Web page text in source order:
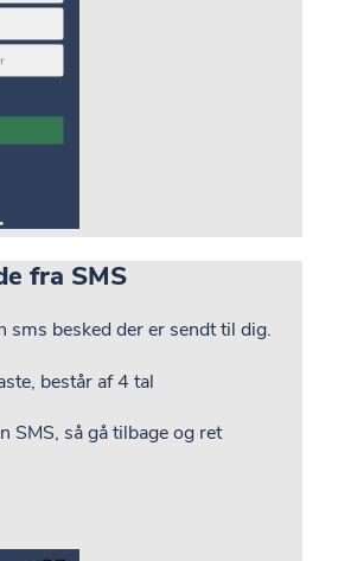
fra SMS
sms besked der er sendt til dig.
består af 4 tal
SMS, så gå tilbage og ret